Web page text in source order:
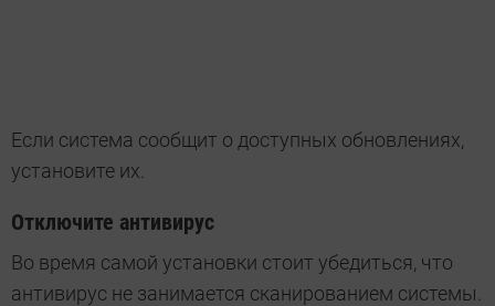
Если система сообщит о доступных обновлениях,
установите их.
Отключите антивирус
Во время самой установки стоит убедиться, что
антивирус не занимается сканированием системы.